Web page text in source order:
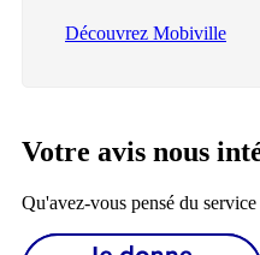
Découvrez Mobiville
Votre avis nous
Qu'avez-vous pensé du